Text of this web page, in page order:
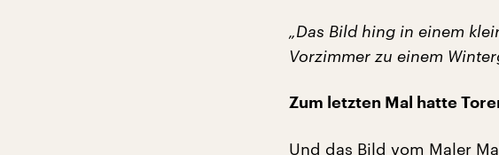
„Das Bild hing in einem
Vorzimmer zu einem
Zum letzten Mal hatte
Und das Bild vom Maler